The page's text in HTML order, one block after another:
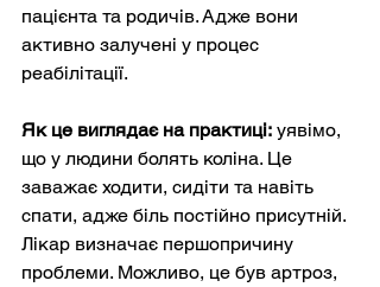
пацієнта та родичів. Адже вони
активно залучені у процес
реабілітації.
Як це виглядає на практиці: уявімо,
що у людини болять коліна. Це
заважає ходити, сидіти та навіть
спати, адже біль постійно присутній.
Лікар визначає першопричину
проблеми. Можливо, це був артроз,